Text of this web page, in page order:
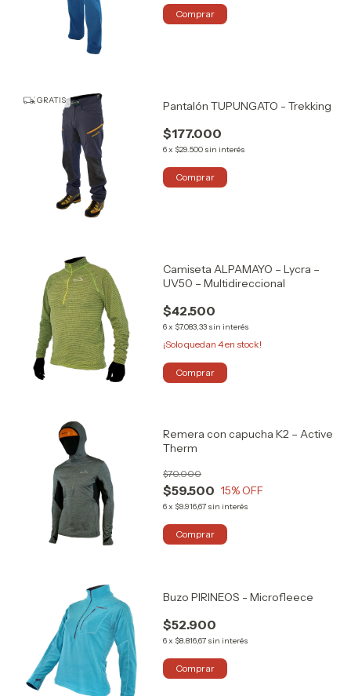
Comprar
GRATIS Pantalón TUPUNGATO - Trekking
$177.000
6x $29.500 sin interés
Comprar
Camiseta ALPAMAYO – Lycra –
UV50 – Multidireccional
$42.500
6x $7.083,33 sin interés
¡Solo quedan 4en stock!
Comprar
Remera con capucha K2 – Active
Therm
$59.500
$70.000
15% OFF
6x $9.916,67 sin interés
Comprar
Buzo PIRINEOS - Microfleece
$52.900
6x $8.816,67 sin interés
Comprar